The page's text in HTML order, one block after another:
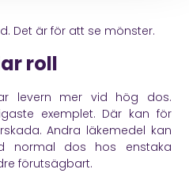
Det är för att se mönster.
roll
levern mer vid hög dos.
exemplet. Där kan för
Andra läkemedel kan
normal dos hos enstaka
förutsägbart.